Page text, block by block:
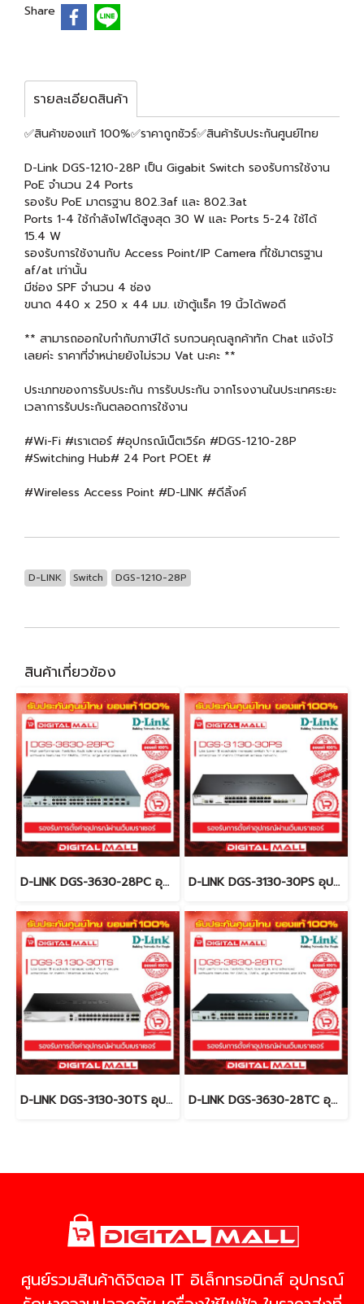
Share
รายละเอียดสินค้า
✅สินค้าของแท้ 100%✅ราคาถูกชัวร์✅สินค้ารับประกันศูนย์ไทย
D-Link DGS-1210-28P เป็น Gigabit Switch รองรับการใช้งาน
PoE จำนวน 24 Ports
รองรับ PoE มาตรฐาน 802.3af และ 802.3at
Ports 1-4 ใช้กำลังไฟได้สูงสุด 30 W และ Ports 5-24 ใช้ได้
15.4 W
รองรับการใช้งานกับ Access Point/IP Camera ที่ใช้มาตรฐาน
af/at เท่านั้น
มีช่อง SPF จำนวน 4 ช่อง
ขนาด 440 x 250 x 44 มม. เข้าตู้แร็ค 19 นิ้วได้พอดี
** สามารถออกใบกำกับภาษีได้ รบกวนคุณลูกค้าทัก Chat แจ้งไว้
เลยค่ะ ราคาที่จำหน่ายยังไม่รวม Vat นะคะ **
ประเภทของการรับประกัน การรับประกัน จากโรงงานในประเทศระยะ
เวลาการรับประกันตลอดการใช้งาน
#Wi-Fi #เราเตอร์ #อุปกรณ์เน็ตเวิร์ค #DGS-1210-28P
#Switching Hub# 24 Port POEt #
#Wireless Access Point #D-LINK #ดีลิ้งค์
D-LINK Switch DGS-1210-28P
สินค้าเกี่ยวข้อง
D-LINK DGS-3630-28PC อุปกรณ์ขยายสัญญาณ (Switch) D-LINK DGS-3130-30PS อุปกรณ์ขยายสัญญาณ (Switch)
D-LINK DGS-3130-30TS อุปกรณ์ขยายสัญญาณ (Switch) D-LINK DGS-3630-28TC อุปกรณ์ขยายสัญญาณ (Switch)
ศูนย์รวมสินค้าดิจิตอล IT อิเล็กทรอนิกส์ อุปกรณ์